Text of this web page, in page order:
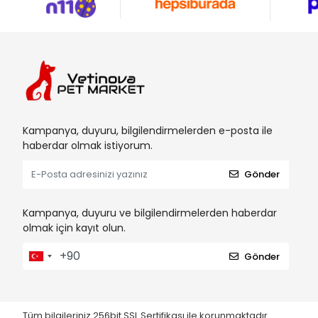
Vitamin
Kemirgenler
🔹Kemirgen
Kemirgen
🎁
Kemirgenler
🔹Kemirgen
🚗
Kampanya, duyuru, bilgilendirmelerden e-posta ile
haberdar olmak istiyorum.
Gönder
Kampanya, duyuru ve bilgilendirmelerden haberdar
olmak için kayıt olun.
Gönder